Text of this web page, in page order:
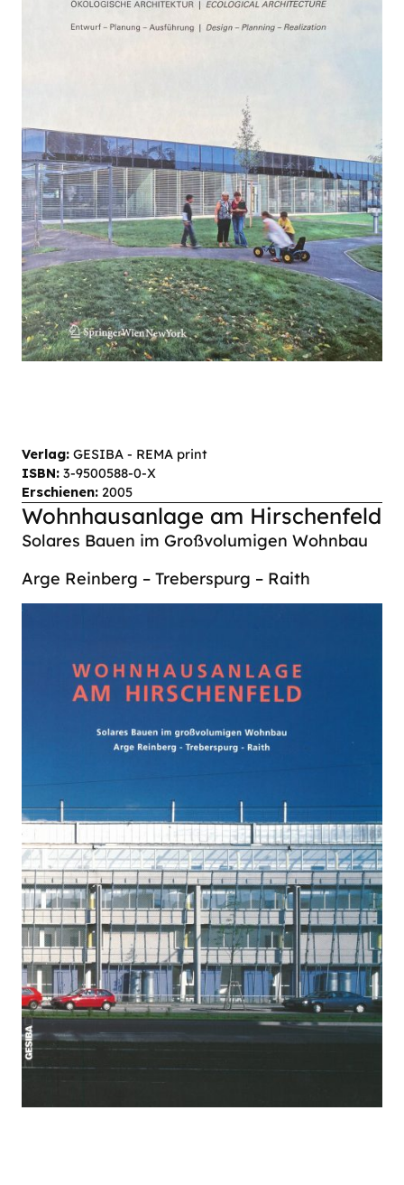
Verlag: GESIBA - REMA print
ISBN: 3-9500588-0-X
Erschienen: 2005
Wohnhausanlage am Hirschenfeld
Solares Bauen im Großvolumigen Wohnbau
Arge Reinberg – Treberspurg – Raith